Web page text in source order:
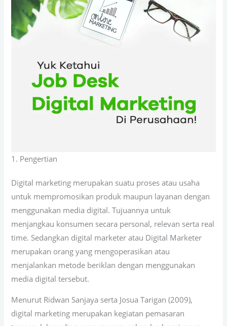
1. Pengertian
Digital marketing merupakan suatu proses atau usaha
untuk mempromosikan produk maupun layanan dengan
menggunakan media digital. Tujuannya untuk
menjangkau konsumen secara personal, relevan serta real
time. Sedangkan digital marketer atau Digital Marketer
merupakan orang yang mengoperasikan atau
menjalankan metode beriklan dengan menggunakan
media digital tersebut.
Menurut Ridwan Sanjaya serta Josua Tarigan (2009),
digital marketing merupakan kegiatan pemasaran